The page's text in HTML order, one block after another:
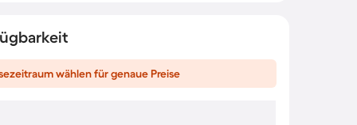
wählen für genaue Preise